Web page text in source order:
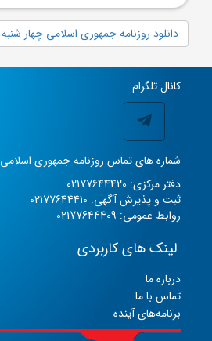
دانلود روزنامه جمهوری اسلامی چهار شنبه 1404/09/12 شماره 13247
کانال تلگرام
شماره های تماس روزنامه جمهوری اسلامی
دفتر مرکزی: 02177644420
ثبت و پذیرش آگهی: 02177644410
روابط عمومی: 02177644409
لینک های کاربردی
درباره ما
تماس با ما
برنامه‌های آینده